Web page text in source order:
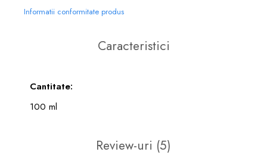
Informatii conformitate produs
Caracteristici
Cantitate:
100 ml
Review-uri (5)